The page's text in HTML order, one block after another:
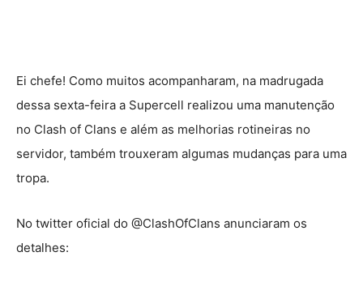
Ei chefe! Como muitos acompanharam, na madrugada
dessa sexta-feira a Supercell realizou uma manutenção
no Clash of Clans e além as melhorias rotineiras no
servidor, também trouxeram algumas mudanças para uma
tropa.
No twitter oficial do @ClashOfClans anunciaram os
detalhes: